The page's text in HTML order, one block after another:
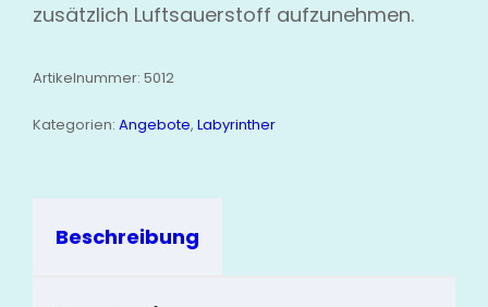
zusätzlich Luftsauerstoff aufzunehmen.
Artikelnummer: 5012
Kategorien: Angebote, Labyrinther
Beschreibung